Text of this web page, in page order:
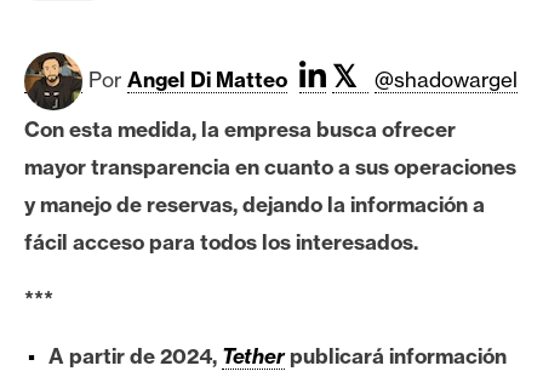
i
c
o
i
n
t
Por Angel Di Matteo 𝕏
@shadowargel
Con esta medida, la empresa busca ofrecer
mayor transparencia en cuanto a sus operaciones
y manejo de reservas, dejando la información a
fácil acceso para todos los interesados.
***
A partir de 2024, Tetherpublicará información